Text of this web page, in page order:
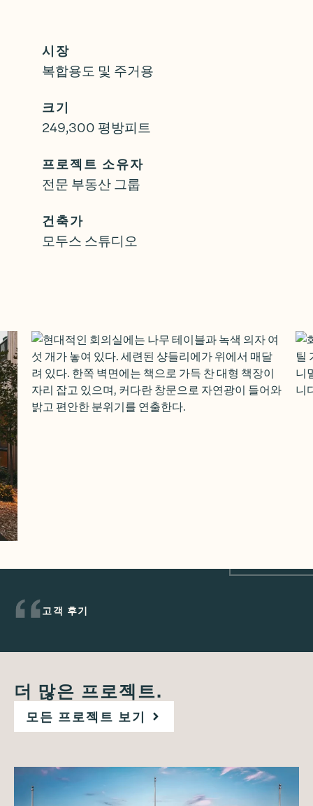
시장
복합용도 및 주거용
크기
249,300 평방피트
프로젝트 소유자
전문 부동산 그룹
건축가
모두스 스튜디오
고객 후기
더 많은 프로젝트.
모든 프로젝트 보기